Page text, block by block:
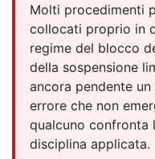
Molti procedimenti
collocati proprio in
regime del blocco
della sospensione
ancora pendente
errore che non
qualcuno confronta
disciplina applicata.